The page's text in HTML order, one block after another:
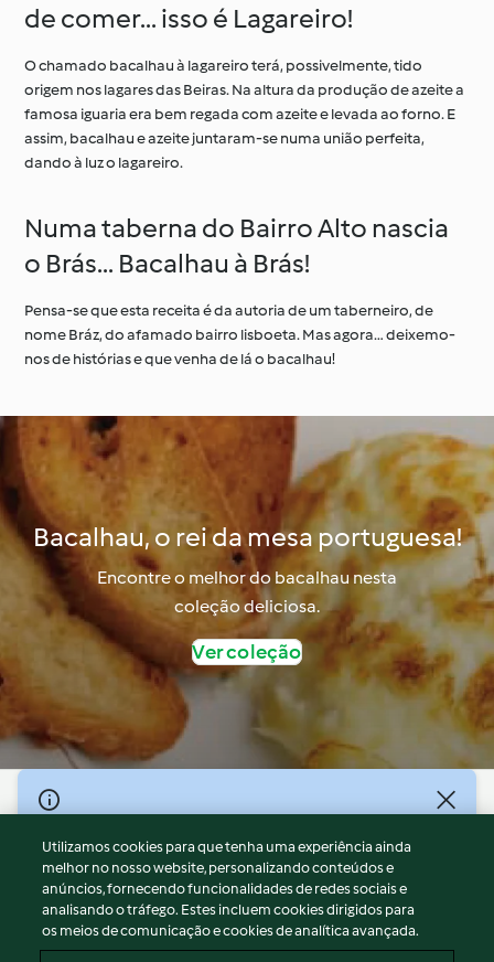
de comer... isso é Lagareiro!
O chamado bacalhau à lagareiro terá, possivelmente, tido
origem nos lagares das Beiras. Na altura da produção de azeite a
famosa iguaria era bem regada com azeite e levada ao forno. E
assim, bacalhau e azeite juntaram-se numa união perfeita,
dando à luz o lagareiro.
Numa taberna do Bairro Alto nascia
o Brás... Bacalhau à Brás!
Pensa-se que esta receita é da autoria de um taberneiro, de
nome Bráz, do afamado bairro lisboeta. Mas agora… deixemo-
nos de histórias e que venha de lá o bacalhau!
Bacalhau, o rei da mesa portuguesa!
Encontre o melhor do bacalhau nesta
coleção deliciosa.
Ver coleção
© Copyright 2026
Termos de Utilização
Aviso sobre Proteção de Dados
Aviso
Apoio legal
Utilizamos cookies para que tenha uma experiência ainda
melhor no nosso website, personalizando conteúdos e
anúncios, fornecendo funcionalidades de redes sociais e
analisando o tráfego. Estes incluem cookies dirigidos para
os meios de comunicação e cookies de analítica avançada.